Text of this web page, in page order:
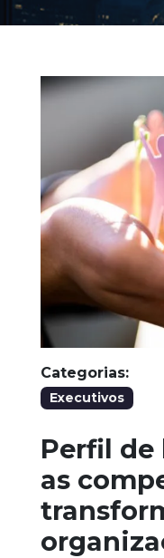
Categorias:
Executivos
Perfil de
as